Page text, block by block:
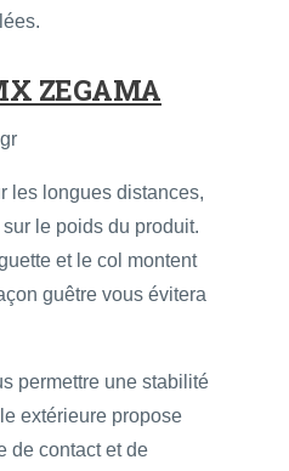
ZEGAMA
les longues distances,
le poids du produit.
et le col montent
guêtre vous évitera
permettre une stabilité
extérieure propose
de contact et de